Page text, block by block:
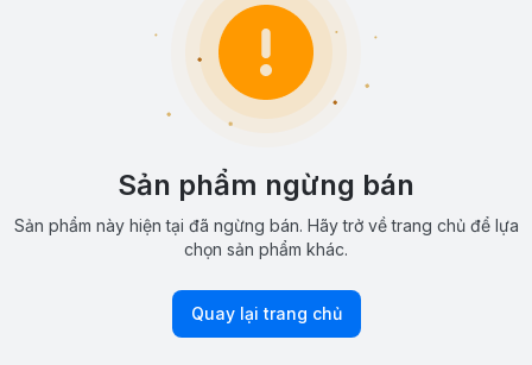
Sản phẩm ngừng bán
Sản phẩm này hiện tại đã ngừng bán. Hãy trở về trang chủ để lựa
chọn sản phẩm khác.
Quay lại trang chủ